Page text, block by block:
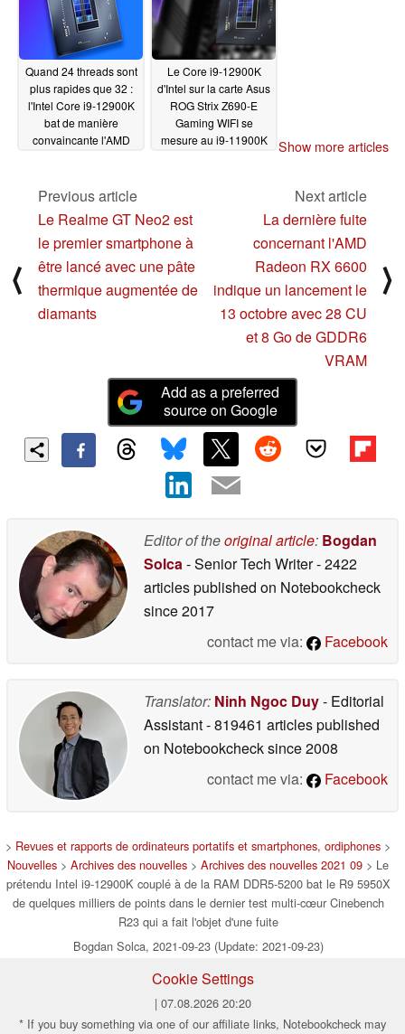
Quand 24 threads sont
plus rapides que 32 :
l'Intel Core i9-12900K
bat de manière
convaincante l'AMD
un et plusieurs cœurs
Le Core i9-12900K
d'Intel sur la carte Asus
ROG Strix Z690-E
Gaming WIFI se
mesure au i9-11900K
Show more articles
⟨
Previous article
Le Realme GT Neo2 est
le premier smartphone à
être lancé avec une pâte
thermique augmentée de
diamants
Next article
La dernière fuite
concernant l'AMD
Radeon RX 6600
indique un lancement le
13 octobre avec 28 CU
et 8 Go de GDDR6
VRAM
⟩
Add as a preferred
source on Google
Editor of theoriginal article: Bogdan
Solca- Senior Tech Writer- 2422
articles published on Notebookcheck
since 2017
contact me via:
Facebook
Translator: Ninh Ngoc Duy- Editorial
Assistant- 819461 articles published
on Notebookchecksince 2008
contact me via:
Facebook
> Revues et rapports de ordinateurs portatifs et smartphones, ordiphones >
Nouvelles > Archives des nouvelles > Archives des nouvelles 2021 09 > Le
prétendu Intel i9-12900K couplé à de la RAM DDR5-5200 bat le R9 5950X
de quelques milliers de points dans le dernier test multi-cœur Cinebench
R23 qui a fait l'objet d'une fuite
Bogdan Solca, 2021-09-23 (Update: 2021-09-23)
Cookie Settings
| 07.08.2026 20:20
* If you buy something via one of our affiliate links, Notebookcheck may